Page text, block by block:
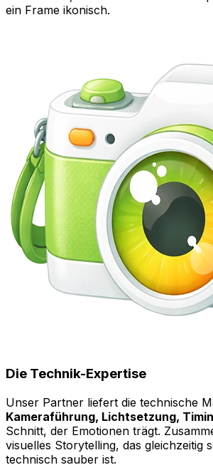
ein Frame ikonisch.
Die Technik-Expertise
Unser Partner liefert die technische
Kameraführung, Lichtsetzung,
Schnitt, der Emotionen trägt.
visuelles Storytelling, das gleichzeitig
technisch sauber ist.